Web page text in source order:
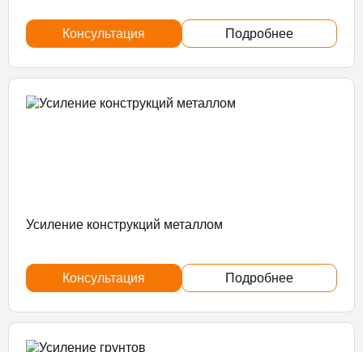
Консультация Подробнее
Усиление конструкций металлом
Консультация Подробнее